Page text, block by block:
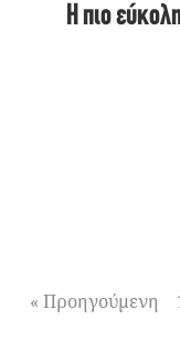
Η πιο
« Προηγούμενη